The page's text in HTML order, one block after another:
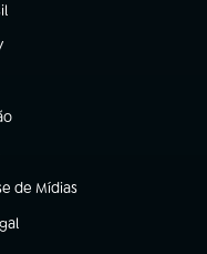
aba)
aba)
aba)
de Mídias